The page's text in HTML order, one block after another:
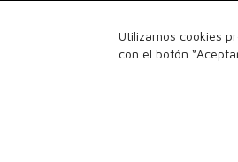
Utilizamos cookies
con el botón